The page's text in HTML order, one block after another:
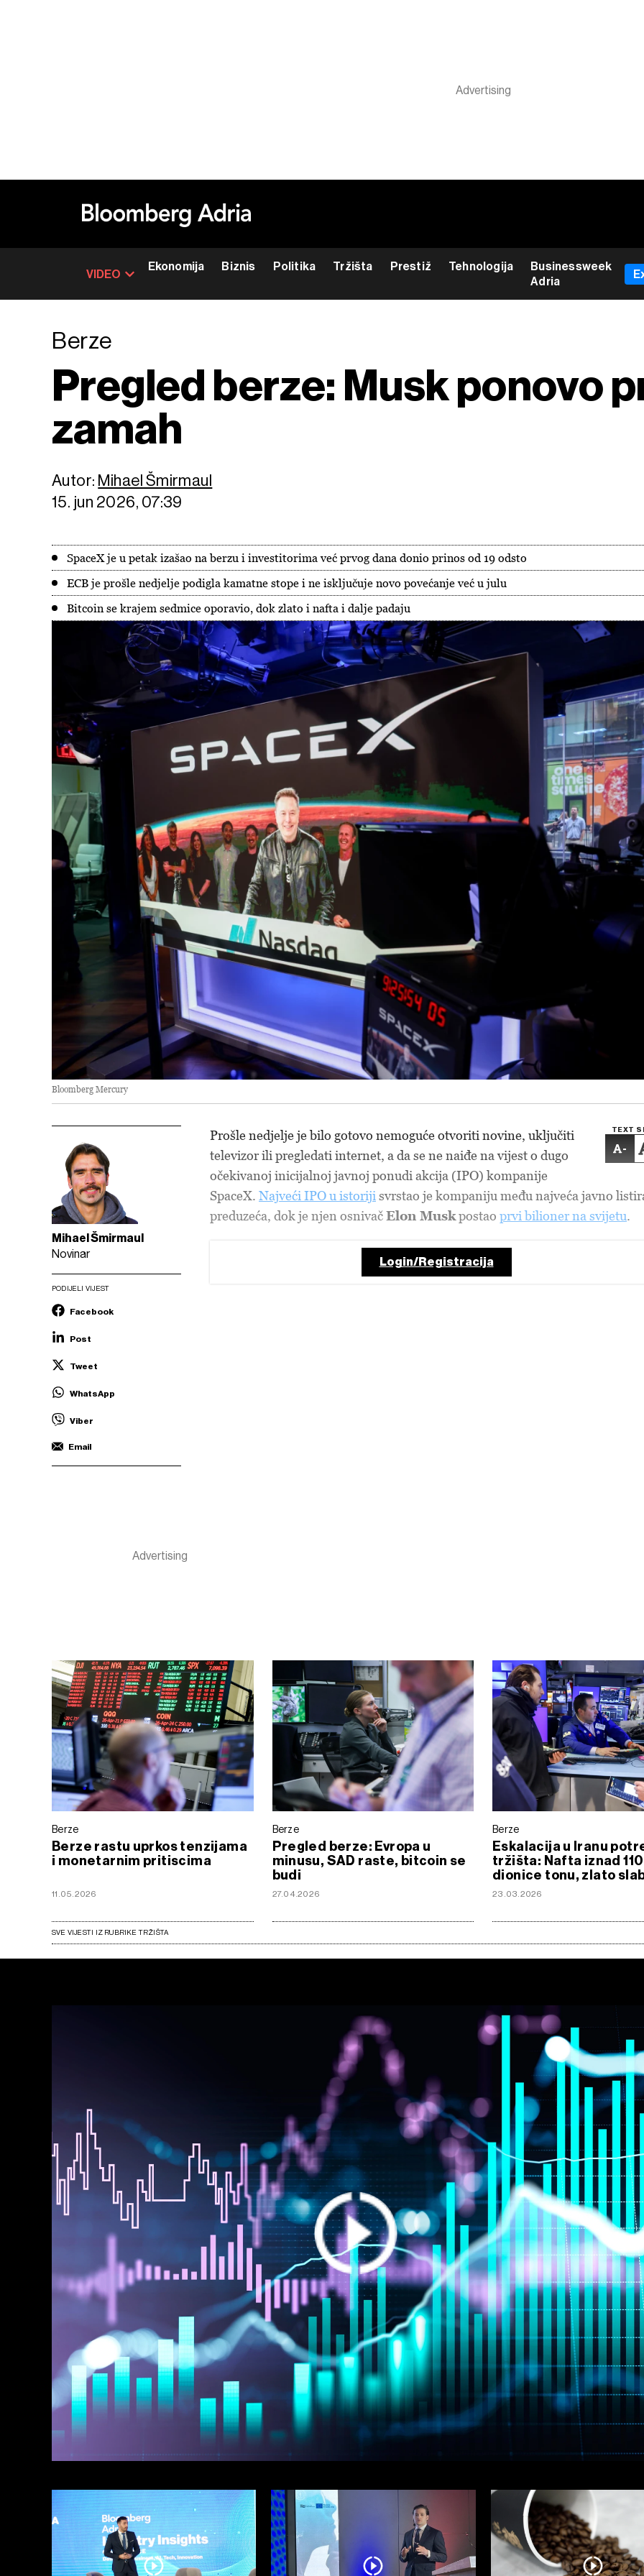
VIDEO
Ekonomija Biznis Politika Tržišta Prestiž Tehnologija
Businessweek
Adria
Berze
Pregled berze: Musk ponovo
zamah
Autor: Mihael Šmirmaul
15. jun 2026, 07:39
SpaceX je u petak izašao na berzu i investitorima već prvog dana donio prinos od 19 odsto
ECB je prošle nedjelje podigla kamatne stope i ne isključuje novo povećanje već u julu
Bitcoin se krajem sedmice oporavio, dok zlato i nafta i dalje padaju
Bloomberg Mercury
Mihael Šmirmaul
Novinar
PODIJELI VIJEST
Facebook
Post
Tweet
WhatsApp
Viber
Email
TEXT
-
Prošle nedjelje je bilo gotovo nemoguće otvoriti novine, uključiti
televizor ili pregledati internet, a da se ne naiđe na vijest o dugo
očekivanoj inicijalnoj javnoj ponudi akcija (IPO) kompanije
SpaceX. Najveći IPO u istoriji svrstao je kompaniju među najveća javno
preduzeća, dok je njen osnivačElon Muskpostao prvi bilioner na svijetu.
Login/Registracija
Berze
Berze rastu uprkos tenzijama
i monetarnim pritiscima
11.05.2026
Berze
Pregled berze: Evropa u
minusu, SAD raste, bitcoin se
budi
27.04.2026
Berze
Eskalacija u Iranu
tržišta: Nafta iznad
dionice tonu, zlato
23.03.2026
SVE VIJESTI IZ RUBRIKE TRŽIŠTA